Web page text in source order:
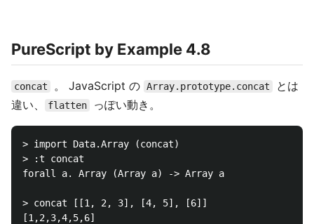
PureScript by Example 4.8
concat 。 JavaScript の Array.prototype.concat
とは
違い、
flatten っぽい動き。
> import Data.Array (concat)
> :t concat
forall a. Array (Array a) -> Array a
> concat [[1, 2, 3], [4, 5], [6]]